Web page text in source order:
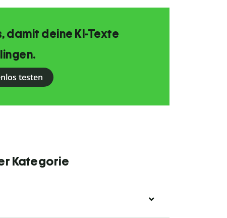
damit deine KI-Texte
testen
Kategorie